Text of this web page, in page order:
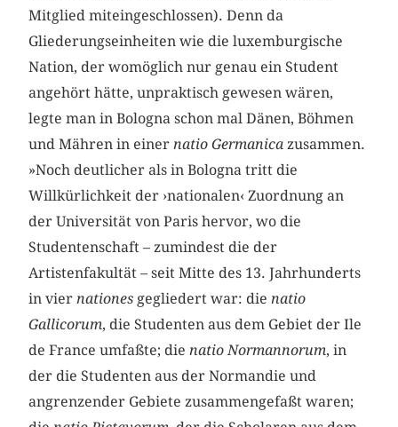
Mitglied miteingeschlossen). Denn da
Gliederungseinheiten wie die luxemburgische
Nation, der womöglich nur genau ein Student
angehört hätte, unpraktisch gewesen wären,
legte man in Bologna schon mal Dänen, Böhmen
und Mähren in einernatio Germanica zusammen.
»Noch deutlicher als in Bologna tritt die
Willkürlichkeit der ›nationalen‹ Zuordnung an
der Universität von Paris hervor, wo die
Studentenschaft – zumindest die der
Artistenfakultät – seit Mitte des 13. Jahrhunderts
in viernationes gegliedert war: dienatio
Gallicorum, die Studenten aus dem Gebiet der Ile
de France umfaßte; dienatio Normannorum, in
der die Studenten aus der Normandie und
angrenzender Gebiete zusammengefaßt waren;